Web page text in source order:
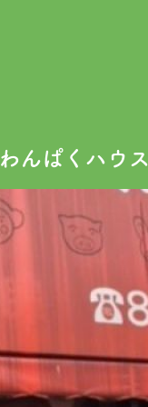
わんぱくハウス